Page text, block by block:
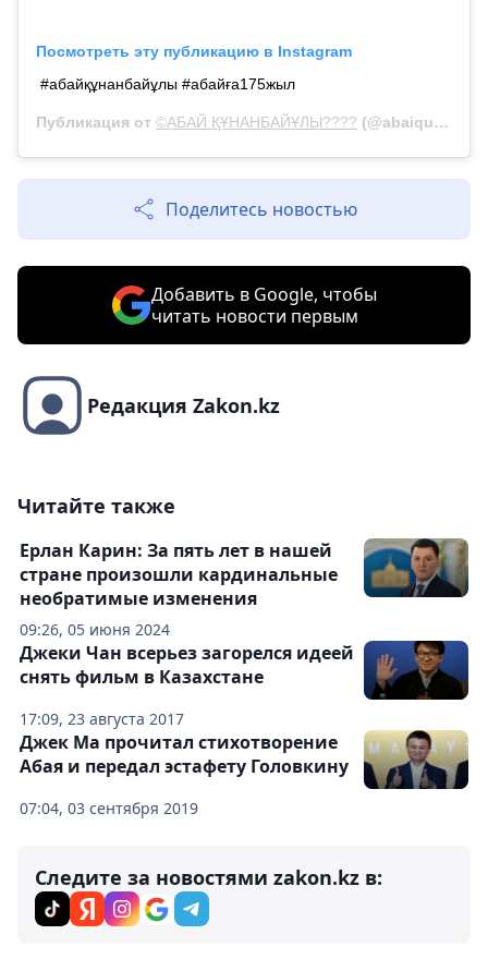
Посмотреть эту публикацию в Instagram
#абайқұнанбайұлы #абайға175жыл
Публикация от ©️АБАЙ ҚҰНАНБАЙҰЛЫ???? (@abaiqunanbaiuly)
Поделитесь новостью
Добавить в Google, чтобы
читать новости первым
Редакция Zakon.kz
Читайте также
09:26, 05 июня 2024
Ерлан Карин: За пять лет в нашей
стране произошли кардинальные
необратимые изменения
17:09, 23 августа 2017
Джеки Чан всерьез загорелся идеей
снять фильм в Казахстане
07:04, 03 сентября 2019
Джек Ма прочитал стихотворение
Абая и передал эстафету Головкину
Следите за новостями zakon.kz в: